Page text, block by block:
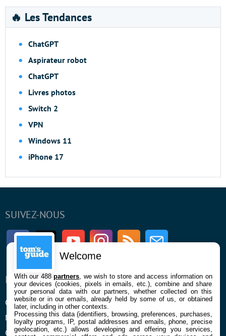
🔥 Les Tendances
ChatGPT
Aspirateur robot
ChatGPT
Livres photos
Switch 2
VPN
Windows 11
iPhone 17
SUIVEZ-NOUS
FacebookTwitter Youtube InstagramRSS Newsletter
ENTREPRISE
Qui sommes nous
Mentions légales et CGU
Confidentialité et Cookies
À PROPOS
La rédaction
Contact
Welcome
With our 488partners , we wish to store and access information on
your devices (cookies, pixels in emails, etc.), combine and share
your personal data with our partners, whether collected on this
website or in our emails, already held by some of us, or obtained
later, including in other contexts.
Processing this data (identifiers, browsing, preferences, purchases,
loyalty programs, IP, postal addresses and emails, phone, precise
geolocation, etc.) allows developing and offering you services,